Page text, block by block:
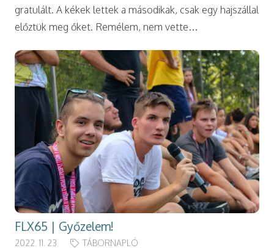
gratulált. A kékek lettek a másodikak, csak egy hajszállal
előztük meg őket. Remélem, nem vette…
FLX65 | Győzelem!
2022. 11. 23. TÁBORNAPLÓ